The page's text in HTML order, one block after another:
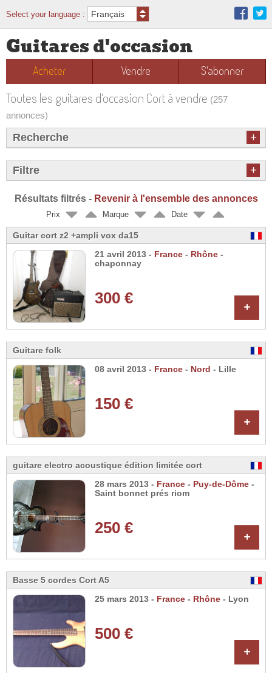
Select your language :
Guitares d'occasion
Acheter Vendre S'abonner
Toutes les guitares d'occasion Cort à vendre (257
annonces)
Recherche +
Filtre +
Résultats filtrés - Revenir à l'ensemble des annonces
Prix Marque Date
Guitar cort z2 +ampli vox da15
21 avril 2013 - France - Rhône -
chaponnay
300 € +
Guitare folk
08 avril 2013 - France - Nord - Lille
150 €
+
guitare electro acoustique édition limitée cort
28 mars 2013 - France - Puy-de-Dôme -
Saint bonnet prés riom
250 € +
Basse 5 cordes Cort A5
25 mars 2013 - France - Rhône - Lyon
500 €
+